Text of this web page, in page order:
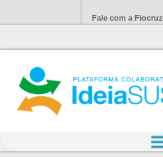
Fale com a Fiocruz